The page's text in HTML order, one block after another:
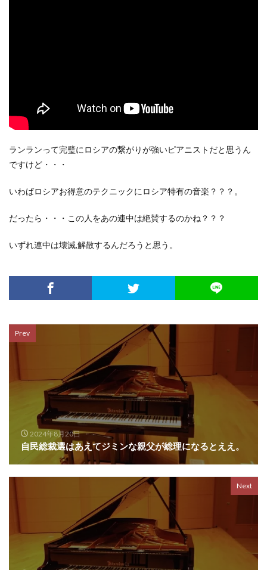
ランランって完璧にロシアの繋がりが強いピアニストだと思うん
ですけど・・・
いわばロシアお得意のテクニックにロシア特有の音楽？？？。
だったら・・・この人をあの連中は絶賛するのかね？？？
いずれ連中は壊滅,解散するんだろうと思う。
Prev
2024年8月20日
自民総裁選はあえてジミンな親父が総理になるとええ。
Next